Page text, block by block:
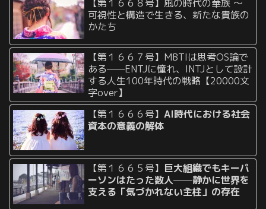
【第１６６８号】風の時代の華族 〜
可視性と構造で生きる、新たな貴族の
かたち
【第１６６７号】MBTIは思考OS論で
ある——ENTJに憧れ、INTJとして設計
する人生100年時代の戦略【20000文
字over】
【第１６６６号】AI時代における社会
資本の意義の解体
【第１６６５号】 巨大組織でもキーパ
ーソンはたった数人──静かに世界を
支える「気づかれない主柱」の存在